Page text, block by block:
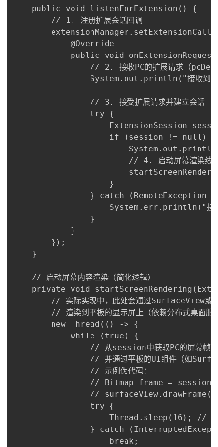
    public void listenForExtension() {
        // 1. 注册扩展会话回调
            @Override
public void
// 2. 接收PC的扩展请求（
System.out.println("接收到
                // 3. 接受扩展请求并建立会话
                try {
ExtensionSession
                    if (session != null) {
System.out.println("
// 4. 启动屏幕渲染线
                    }
} catch (RemoteException
System.err.println("接
                }
            }
        });
    }
    // 启动屏幕内容渲染（简化逻辑）
private void
// 实际实现中，此处会通过SurfaceView或
// 渲染到平板的显示屏上（依赖分布式桌面服
        new Thread(() -> {
            while (true) {
// 从session中获取PC的屏幕帧数
// 并通过平板的UI组件（如
                // 示例伪代码：
// Bitmap frame =
//
                try {
Thread.sleep(16); // 约
} catch
                    break;